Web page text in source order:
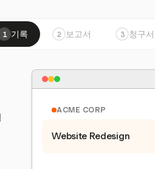
1 기록 2 보고서 3 청구서
ACME CORP
Website Redesign